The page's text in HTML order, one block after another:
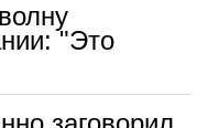
"Это